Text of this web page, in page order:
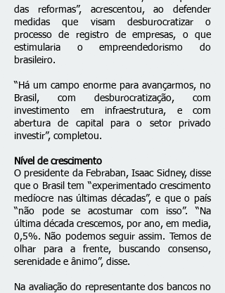
das reformas”, acrescentou, ao defender
medidas que visam desburocratizar o
processo de registro de empresas, o que
estimularia o empreendedorismo do
brasileiro.
“Há um campo enorme para avançarmos, no
Brasil, com desburocratização, com
investimento em infraestrutura, e com
abertura de capital para o setor privado
investir”, completou.
Nível de crescimento
O presidente da Febraban, Isaac Sidney, disse
que o Brasil tem “experimentado crescimento
medíocre nas últimas décadas”, e que o país
“não pode se acostumar com isso”. “Na
última década crescemos, por ano, em media,
0,5%. Não podemos seguir assim. Temos de
olhar para a frente, buscando consenso,
serenidade e ânimo”, disse.
Na avaliação do representante dos bancos no